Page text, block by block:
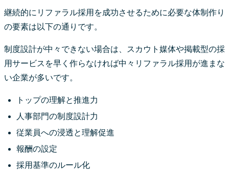
継続的にリファラル採用を成功させるために必要な体制作り
の要素は以下の通りです。
制度設計が中々できない場合は、スカウト媒体や掲載型の採
用サービスを早く作らなければ中々リファラル採用が進まな
い企業が多いです。
トップの理解と推進力
人事部門の制度設計力
従業員への浸透と理解促進
報酬の設定
採用基準のルール化